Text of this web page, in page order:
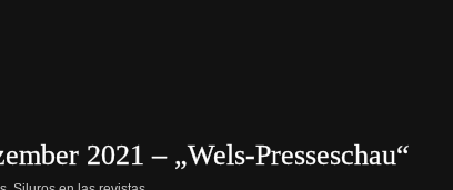
2021 – „Wels-Presseschau“